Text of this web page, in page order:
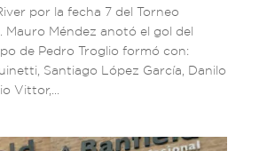
por la fecha 7 del Torneo
Mauro Méndez anotó el gol del
de Pedro Troglio formó con:
Santiago López García, Danilo
Vittor,...